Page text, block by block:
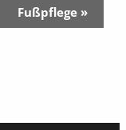
Fußpflege »